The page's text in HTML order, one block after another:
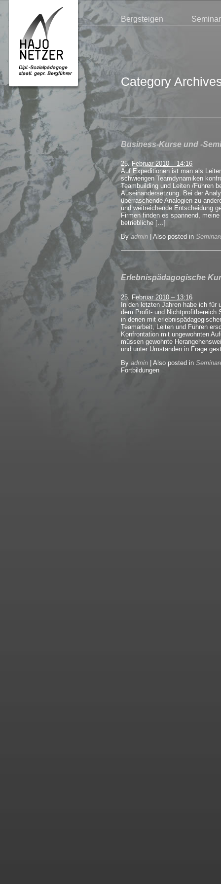
Bergsteigen
Category
Business-Kurse und -
25. Februar 2010 – 14:16
Auf Expeditionen ist man als
schwierigen Teamdynamiken
Teambuilding und Leiten /Führen
Auseinandersetzung. Bei der
überraschende Analogien zu
und weitreichende Entscheidung
Firmen finden es spannend,
betriebliche […]
Byadmin Also posted in
Erlebnispädagogische
25. Februar 2010 – 13:16
In den letzten Jahren habe ich für
dem Profit- und Nichtprofitbereich
in denen mit
Teamarbeit, Leiten und Führen
Konfrontation mit ungewohnten
müssen gewohnte
und unter Umständen in Frage
By admin | Also posted in
Fortbildungen